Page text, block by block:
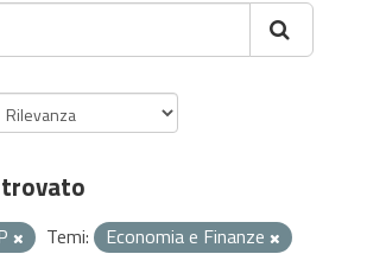
Temi:
Economia e Finanze